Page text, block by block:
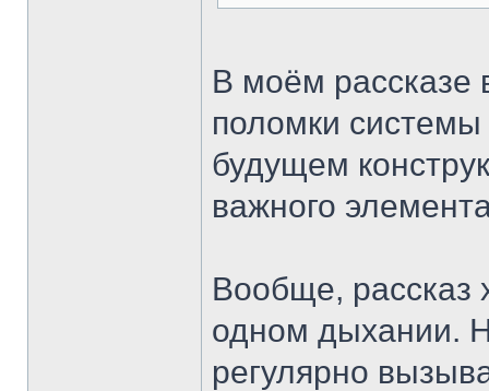
В моём рассказе
поломки системы
будущем
важного
Вообще, рассказ
одном дыхании.
регулярно